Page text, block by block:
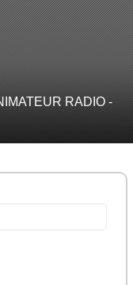
RADIO -